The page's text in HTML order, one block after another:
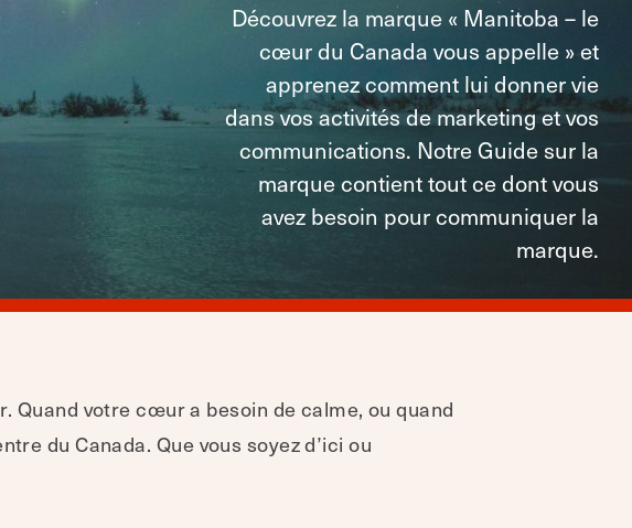
Découvrez la marque « Manitoba – le
cœur du Canada vous appelle » et
apprenez comment lui donner vie
dans vos activités de marketing et vos
communications. Notre Guide sur la
marque contient tout ce dont vous
avez besoin pour communiquer la
marque.
Quand votre cœur a besoin de calme, ou quand
du Canada. Que vous soyez d’ici ou